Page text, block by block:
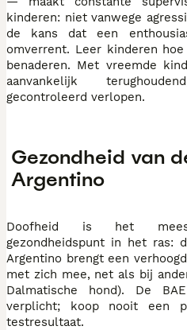
kinderen: niet vanwege
de kans dat een
omverrent. Leer kinderen
benaderen. Met vreemde
aanvankelijk
gecontroleerd verlopen.
Gezondheid van
Argentino
Doofheid is het
gezondheidspunt in het ras:
Argentino brengt een
met zich mee, net als bij
Dalmatische hond). De
verplicht; koop nooit een
testresultaat.